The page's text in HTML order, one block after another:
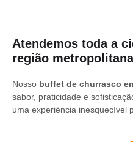
Atendemos toda a
região
Nosso buffet de churrasco
sabor, praticidade e
uma experiência inesquecível